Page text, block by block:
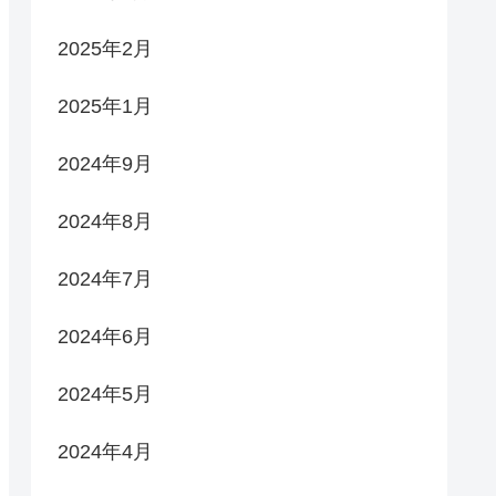
2025年2月
2025年1月
2024年9月
2024年8月
2024年7月
2024年6月
2024年5月
2024年4月